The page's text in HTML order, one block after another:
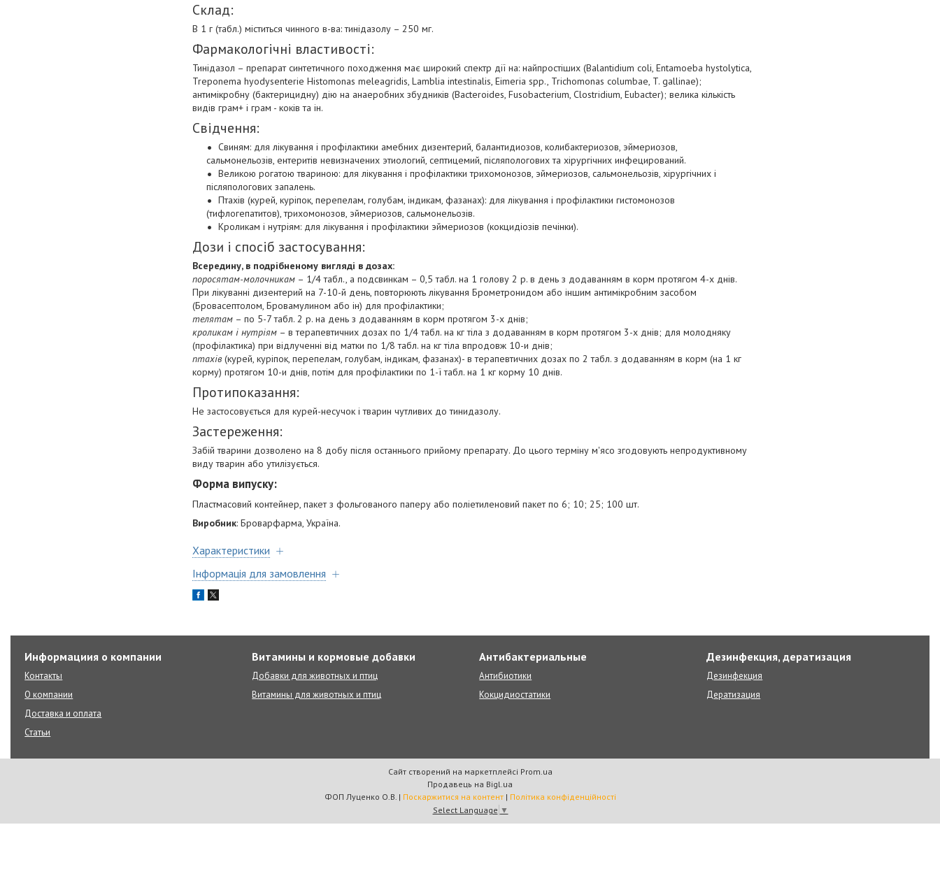
Склад:
В 1 г (табл.) міститься чинного в-ва: тинідазолу – 250 мг.
Фармакологічні властивості:
Тинідазол – препарат синтетичного походження має широкий спектр дії на: найпростіших (Balantidium coli, Entamoeba hystolytica,
Treponema hyodysenterie Histomonas meleagridis, Lamblia intestinalis, Eimeria spp., Trichomonas columbae, T. gallinae);
антимікробну (бактерицидну) дію на анаеробних збудників (Bacteroides, Fusobacterium, Clostridium, Eubacter); велика кількість
видів грам+ і грам - коків та ін.
Свідчення:
Свиням: для лікування і профілактики амебних дизентерий, балантидиозов, колибактериозов, эймериозов,
сальмонельозів, ентеритів невизначених этиологий, септицемий, післяпологових та хірургічних инфецирований.
Великою рогатою твариною: для лікування і профілактики трихомонозов, эймериозов, сальмонельозів, хірургічних і
післяпологових запалень.
Птахів (курей, куріпок, перепелам, голубам, індикам, фазанах): для лікування і профілактики гистомонозов
(тифлогепатитов), трихомонозов, эймериозов, сальмонельозів.
Кроликам і нутріям: для лікування і профілактики эймериозов (кокцидіозів печінки).
Дози і спосіб застосування:
Всередину, в подрібненому вигляді в дозах:
поросятам-молочникам – 1/4 табл., а подсвинкам – 0,5 табл. на 1 голову 2 р. в день з додаванням в корм протягом 4-х днів.
При лікуванні дизентерий на 7-10-й день, повторюють лікування Брометронидом або іншим антимікробним засобом
(Бровасептолом, Бровамулином або ін) для профілактики;
телятам – по 5-7 табл. 2 р. на день з додаванням в корм протягом 3-х днів;
кроликам і нутріям – в терапевтичних дозах по 1/4 табл. на кг тіла з додаванням в корм протягом 3-х днів; для молодняку
(профілактика) при відлученні від матки по 1/8 табл. на кг тіла впродовж 10-и днів;
птахів (курей, куріпок, перепелам, голубам, індикам, фазанах)- в терапевтичних дозах по 2 табл. з додаванням в корм (на 1 кг
корму) протягом 10-и днів, потім для профілактики по 1-ї табл. на 1 кг корму 10 днів.
Протипоказання:
Не застосовується для курей-несучок і тварин чутливих до тинидазолу.
Застереження:
Забій тварини дозволено на 8 добу після останнього прийому препарату. До цього терміну м'ясо згодовують непродуктивному
виду тварин або утилізується.
Форма випуску:
Пластмасовий контейнер, пакет з фольгованого паперу або поліетиленовий пакет по 6; 10; 25; 100 шт.
Виробник: Броварфарма, Україна.
Характеристики
Інформація для замовлення
Информациия о компании
Контакты
О компании
Доставка и оплата
Статьи
Витамины и кормовые добавки
Добавки для животных и птиц
Витамины для животных и птиц
Антибактериальные
Антибиотики
Кокцидиостатики
Дезинфекция, дератизация
Дезинфекция
Дератизация
Сайт створений на маркетплейсі Prom.ua
Продавець на Bigl.ua
ФОП Луценко О.В. | Поскаржитися на контент | Політика конфіденційності
Select Language ▼